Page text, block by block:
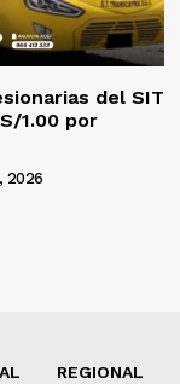
del SIT
1.00 por
2026
REGIONAL